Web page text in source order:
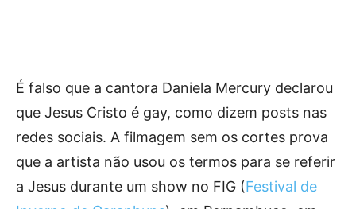
É falso que a cantora Daniela Mercury declarou
que Jesus Cristo é gay, como dizem posts nas
redes sociais. A filmagem sem os cortes prova
que a artista não usou os termos para se referir
a Jesus durante um show no FIG (Festival de